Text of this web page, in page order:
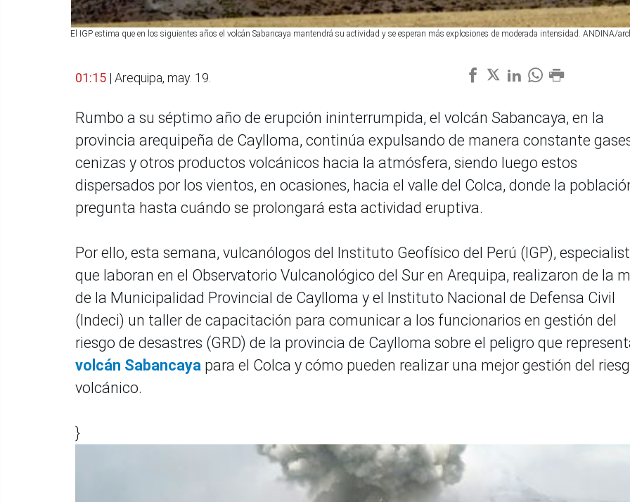
El IGP estima que en los siguientes años el volcán Sabancaya mantendrá su actividad y se esperan más explosiones de moderada intensidad. ANDINA/
01:15 | Arequipa, may. 19.
Rumbo a su séptimo año de erupción ininterrumpida, el volcán Sabancaya, en la
provincia arequipeña de Caylloma, continúa expulsando de manera constante
cenizas y otros productos volcánicos hacia la atmósfera, siendo luego estos
dispersados por los vientos, en ocasiones, hacia el valle del Colca, donde la
pregunta hasta cuándo se prolongará esta actividad eruptiva.
Por ello, esta semana, vulcanólogos del Instituto Geofísico del Perú (IGP),
que laboran en el Observatorio Vulcanológico del Sur en Arequipa, realizaron de la
de la Municipalidad Provincial de Caylloma y el Instituto Nacional de Defensa Civil
(Indeci) un taller de capacitación para comunicar a los funcionarios en gestión del
riesgo de desastres (GRD) de la provincia de Caylloma sobre el peligro que
volcán Sabancaya para el Colca y cómo pueden realizar una mejor gestión del
volcánico.
}